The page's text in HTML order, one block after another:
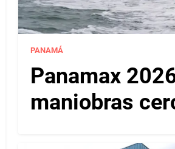
PANAMÁ
Panamax
maniobras